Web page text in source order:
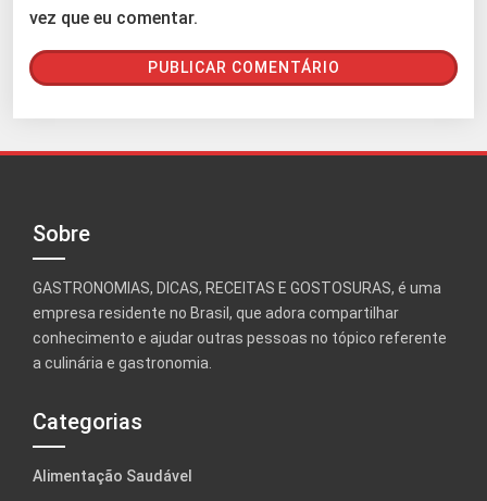
vez que eu comentar.
Sobre
GASTRONOMIAS, DICAS, RECEITAS E GOSTOSURAS, é uma
empresa residente no Brasil, que adora compartilhar
conhecimento e ajudar outras pessoas no tópico referente
a culinária e gastronomia.
Categorias
Alimentação Saudável